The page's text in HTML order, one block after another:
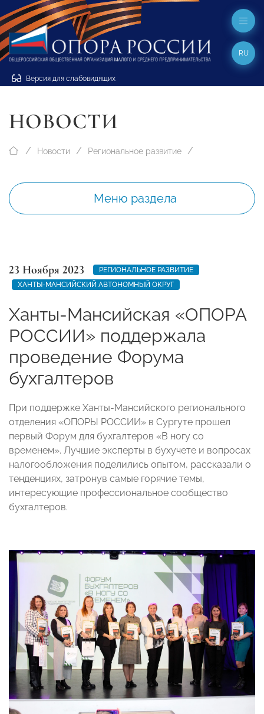
Версия для слабовидящих
RU
НОВОСТИ
Новости Региональное развитие
Меню раздела
23 Ноября 2023
РЕГИОНАЛЬНОЕ РАЗВИТИЕ
ХАНТЫ-МАНСИЙСКИЙ АВТОНОМНЫЙ ОКРУГ
Ханты-Мансийская «ОПОРА
РОССИИ» поддержала
проведение Форума
бухгалтеров
При поддержке Ханты-Мансийского регионального
отделения «ОПОРЫ РОССИИ» в Сургуте прошел
первый Форум для бухгалтеров «В ногу со
временем». Лучшие эксперты в бухучете и вопросах
налогообложения поделились опытом, рассказали о
тенденциях, затронув самые горячие темы,
интересующие профессиональное сообщество
бухгалтеров.